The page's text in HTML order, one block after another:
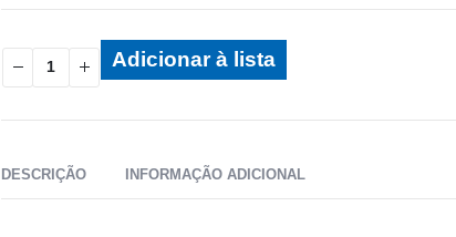
Adicionar à lista
DESCRIÇÃO INFORMAÇÃO ADICIONAL